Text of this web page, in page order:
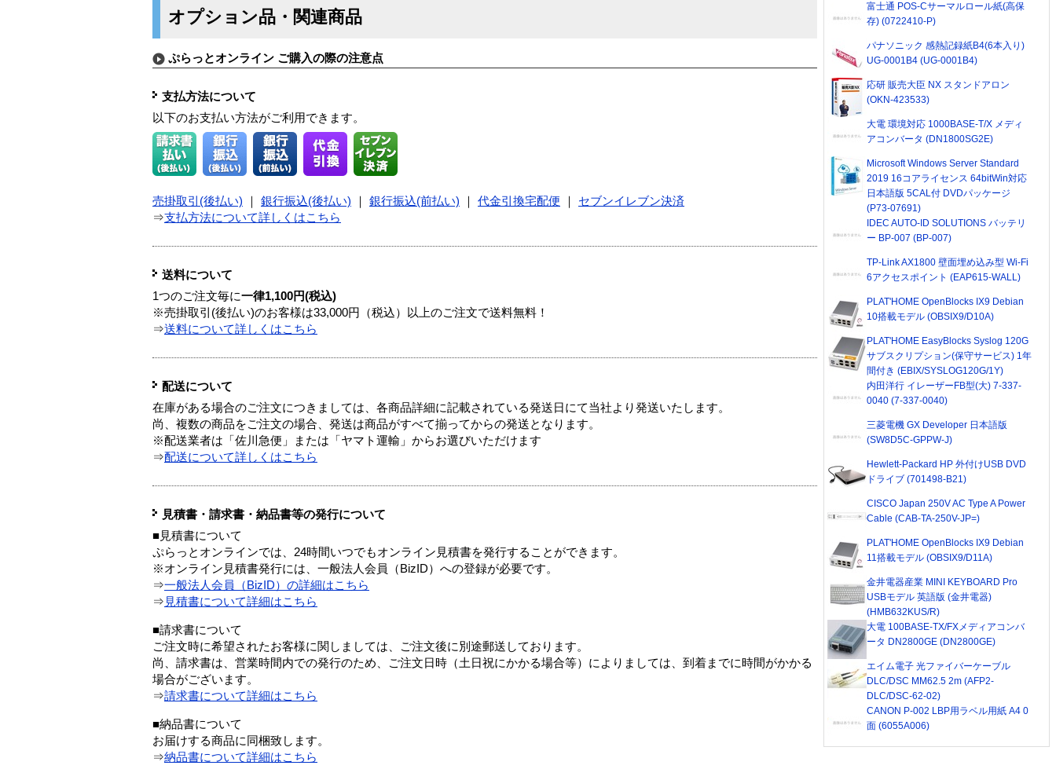
オプション品・関連商品
ぷらっとオンライン ご購入の際の注意点
支払方法について
以下のお支払い方法がご利用できます。
売掛取引(後払い) 銀行振込(後払い) 銀行振込(前払い) 代金引換宅配便
セブンイレブン決済
⇒支払方法について詳しくはこちら
送料について
1つのご注文毎に一律1,100円(税込)
※売掛取引(後払い)のお客様は33,000円（税込）以上のご注文で送料無料！
⇒送料について詳しくはこちら
配送について
在庫がある場合のご注文につきましては、各商品詳細に記載されている発送日にて当社より発送いたします。
尚、複数の商品をご注文の場合、発送は商品がすべて揃ってからの発送となります。
※配送業者は「佐川急便」または「ヤマト運輸」からお選びいただけます
⇒配送について詳しくはこちら
見積書・請求書・納品書等の発行について
■見積書について
ぷらっとオンラインでは、24時間いつでもオンライン見積書を発行することができます。
※オンライン見積書発行には、一般法人会員（BizID）への登録が必要です。
⇒一般法人会員（BizID）の詳細はこちら
⇒ 見積書について詳細はこちら
■請求書について
ご注文時に希望されたお客様に関しましては、ご注文後に別途郵送しております。
尚、請求書は、営業時間内での発行のため、ご注文日時（土日祝にかかる場合等）によりましては、到着までに時間がかかる
場合がございます。
⇒請求書について詳細はこちら
■納品書について
お届けする商品に同梱致します。
⇒納品書について詳細はこちら
富士通 POS-Cサーマルロール紙(高保
存) (0722410-P)
パナソニック 感熱記録紙B4(6本入り)
UG-0001B4 (UG-0001B4)
応研 販売大臣 NX スタンドアロン
(OKN-423533)
大電 環境対応 1000BASE-T/X メディ
アコンバータ (DN1800SG2E)
Microsoft Windows Server Standard
2019 16コアライセンス 64bitWin対応
日本語版 5CAL付 DVDパッケージ
(P73-07691)
IDEC AUTO-ID SOLUTIONS バッテリ
ー BP-007 (BP-007)
TP-Link AX1800 壁面埋め込み型 Wi-Fi
6アクセスポイント (EAP615-WALL)
PLAT'HOME OpenBlocks IX9 Debian
10搭載モデル (OBSIX9/D10A)
PLAT'HOME EasyBlocks Syslog 120G
サブスクリプション(保守サービス) 1年
間付き (EBIX/SYSLOG120G/1Y)
内田洋行 イレーザーFB型(大) 7-337-
0040 (7-337-0040)
三菱電機 GX Developer 日本語版
(SW8D5C-GPPW-J)
Hewlett-Packard HP 外付けUSB DVD
ドライブ (701498-B21)
CISCO Japan 250V AC Type A Power
Cable (CAB-TA-250V-JP=)
PLAT'HOME OpenBlocks IX9 Debian
11搭載モデル (OBSIX9/D11A)
金井電器産業 MINI KEYBOARD Pro
USBモデル 英語版 (金井電器)
(HMB632KUS/R)
大電 100BASE-TX/FXメディアコンバ
ータ DN2800GE (DN2800GE)
エイム電子 光ファイバーケーブル
DLC/DSC MM62.5 2m (AFP2-
DLC/DSC-62-02)
CANON P-002 LBP用ラベル用紙 A4 0
面 (6055A006)